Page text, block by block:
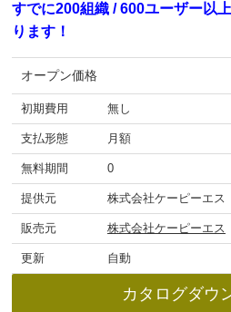
すでに200組織 / 600ユーザー以
ります！
オープン価格
初期費用 無し
支払形態 月額
無料期間 0
提供元 株式会社ケーピーエス
販売元 株式会社ケーピーエス
更新 自動
カタログダウ